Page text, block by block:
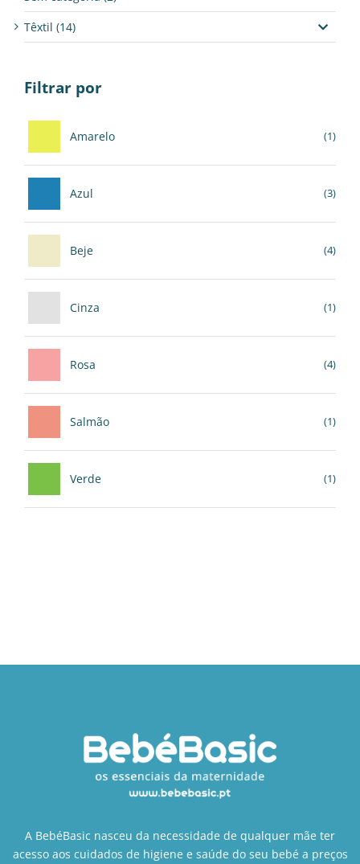
Têxtil (14)
Filtrar por
Amarelo (1)
Azul (3)
Beje (4)
Cinza (1)
Rosa (4)
Salmão (1)
Verde (1)
A BebéBasic nasceu da necessidade de qualquer mãe ter
acesso aos cuidados de higiene e saúde do seu bebé a preços